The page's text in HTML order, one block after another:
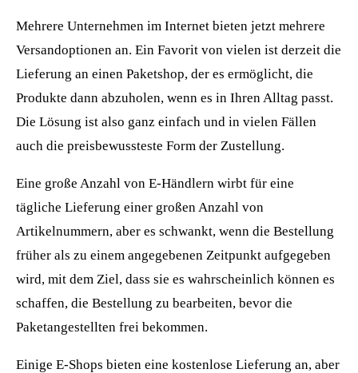
Mehrere Unternehmen im Internet bieten jetzt mehrere
Versandoptionen an. Ein Favorit von vielen ist derzeit die
Lieferung an einen Paketshop, der es ermöglicht, die
Produkte dann abzuholen, wenn es in Ihren Alltag passt.
Die Lösung ist also ganz einfach und in vielen Fällen
auch die preisbewussteste Form der Zustellung.
Eine große Anzahl von E-Händlern wirbt für eine
tägliche Lieferung einer großen Anzahl von
Artikelnummern, aber es schwankt, wenn die Bestellung
früher als zu einem angegebenen Zeitpunkt aufgegeben
wird, mit dem Ziel, dass sie es wahrscheinlich können es
schaffen, die Bestellung zu bearbeiten, bevor die
Paketangestellten frei bekommen.
Einige E-Shops bieten eine kostenlose Lieferung an, aber